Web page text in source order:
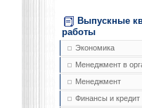
Выпускные
работы
Экономика
Менеджмент в
Менеджмент
Финансы и кредит